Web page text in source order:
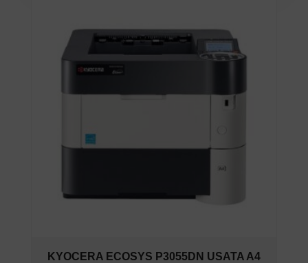
KYOCERA ECOSYS P3055DN USATA A4